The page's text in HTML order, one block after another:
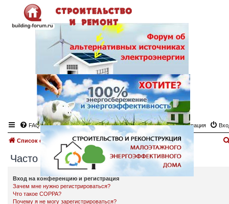
FAQ Регистрация
Список форумов Часто задаваемые вопросы
Часто задаваемые вопросы
Вход на конференцию и регистрация
Зачем мне нужно регистрироваться?
Что такое COPPA?
Почему я не могу зарегистрироваться?